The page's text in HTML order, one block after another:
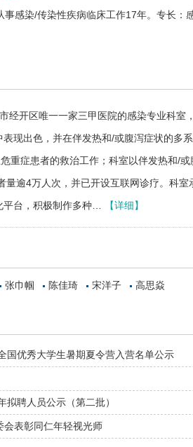
感染/传染性疾病临床工作17年。专长：
经开区唯一一家三甲医院的感染专业科
现出色，并在伴发热和/或腹泻症状的多
重症患者的救治工作；科室以伴发热和/
逾4万人次，并已开设互联网诊疗。科
平台，积极制作多种…
【详细】
张巾帼 陈佳琦 宋洋子 高思焱
国优秀大学生暑期夏令营入营名单公示
聘人员公示（第二批）
会表彰同仁年轻视光师